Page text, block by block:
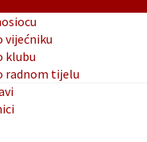
vijećniku
klubu
radnom tijelu